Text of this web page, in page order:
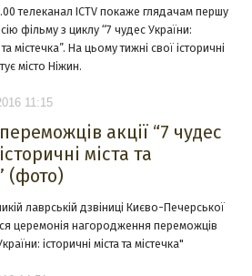
телеканал ICTV покаже глядачам першу
фільму з циклу “7 чудес України:
та містечка”. На цьому тижні свої історичні
місто Ніжин.
11:15
акції “7 чудес
міста та
(фото)
лаврській дзвіниці Києво-Печерської
церемонія нагородження переможців
історичні міста та містечка"